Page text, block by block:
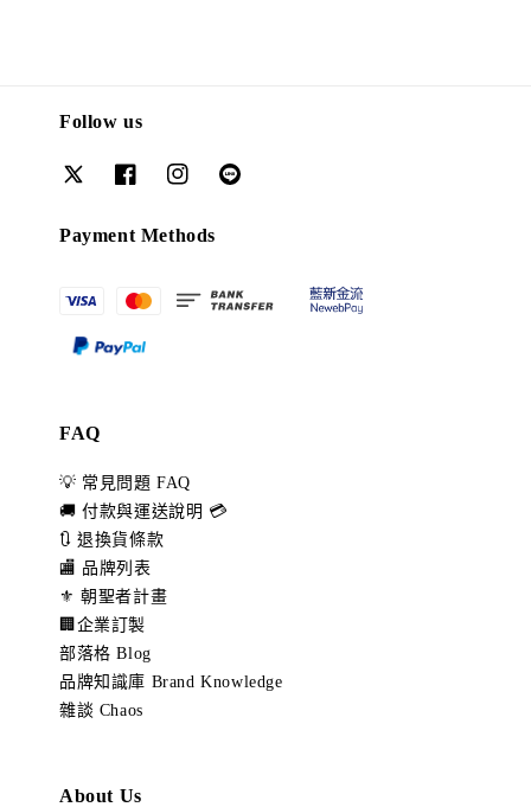
Follow us
Payment Methods
FAQ
💡 常見問題 FAQ
🚚 付款與運送說明 💳
🔃 退換貨條款
🏬 品牌列表
⚜️ 朝聖者計畫
🏢企業訂製
部落格 Blog
品牌知識庫 Brand Knowledge
雜談 Chaos
About Us